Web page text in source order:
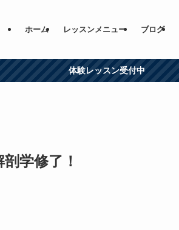
ホーム レッスンメニュー ブログ
体験レッスン受付中
学修了！